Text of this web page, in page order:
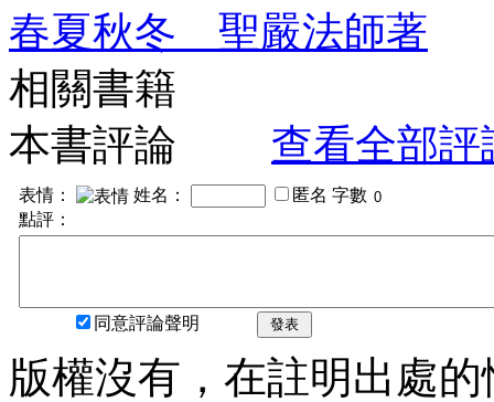
春夏秋冬 聖嚴法師著
相關書籍
本書評論
查看全部評
表情： 姓名： 匿名 字數
點評：
同意評論聲明 發表
版權沒有，在註明出處